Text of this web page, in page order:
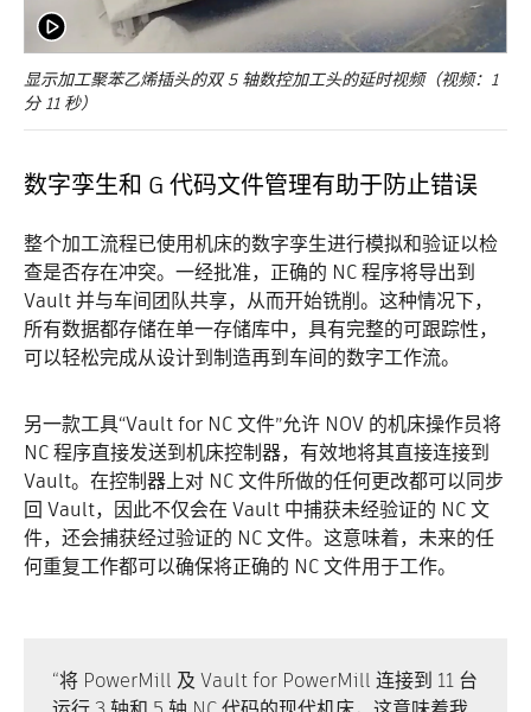
显示加工聚苯乙烯插头的双 5 轴数控加工头的延时视频（视频：1
分 11 秒）
数字孪生和 G 代码文件管理有助于防止错误
整个加工流程已使用机床的数字孪生进行模拟和验证以检
查是否存在冲突。一经批准，正确的 NC 程序将导出到
Vault 并与车间团队共享，从而开始铣削。这种情况下，
所有数据都存储在单一存储库中，具有完整的可跟踪性，
可以轻松完成从设计到制造再到车间的数字工作流。
另一款工具“Vault for NC 文件”允许 NOV 的机床操作员将
NC 程序直接发送到机床控制器，有效地将其直接连接到
Vault。在控制器上对 NC 文件所做的任何更改都可以同步
回 Vault，因此不仅会在 Vault 中捕获未经验证的 NC 文
件，还会捕获经过验证的 NC 文件。这意味着，未来的任
何重复工作都可以确保将正确的 NC 文件用于工作。
“将 PowerMill 及 Vault for PowerMill 连接到 11 台